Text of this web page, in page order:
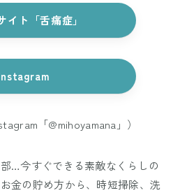
イト「舌痛症」
「@mihoyamana 」）
…今すぐできる素敵なくらしの
金の貯め方から、時短掃除、洗